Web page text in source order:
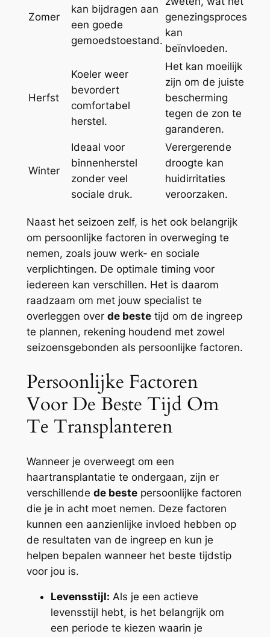
Zomer
kan bijdragen aan
een goede
gemoedstoestand.
genezingsproces
kan
beïnvloeden.
Herfst
Koeler weer
bevordert
comfortabel
herstel.
Het kan moeilijk
zijn om de juiste
bescherming
tegen de zon te
garanderen.
Winter
Ideaal voor
binnenherstel
zonder veel
sociale druk.
Verergerende
droogte kan
huidirritaties
veroorzaken.
Naast het seizoen zelf, is het ook belangrijk
om persoonlijke factoren in overweging te
nemen, zoals jouw werk- en sociale
verplichtingen. De optimale timing voor
iedereen kan verschillen. Het is daarom
raadzaam om met jouw specialist te
overleggen over de bestetijd om de ingreep
te plannen, rekening houdend met zowel
seizoensgebonden als persoonlijke factoren.
Persoonlijke Factoren
Voor De Beste Tijd Om
Te Transplanteren
Wanneer je overweegt om een
haartransplantatie te ondergaan, zijn er
verschillende de bestepersoonlijke factoren
die je in acht moet nemen. Deze factoren
kunnen een aanzienlijke invloed hebben op
de resultaten van de ingreep en kun je
helpen bepalen wanneer het beste tijdstip
voor jou is.
Levensstijl: Als je een actieve
levensstijl hebt, is het belangrijk om
een periode te kiezen waarin je